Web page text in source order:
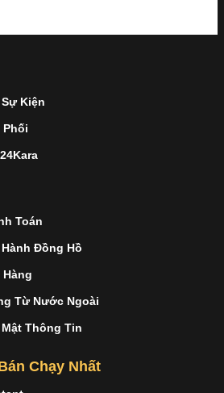
Kiện
Phối
Toán
Đồng Hồ
Từ Nước Ngoài
Thông Tin
Chạy Nhất